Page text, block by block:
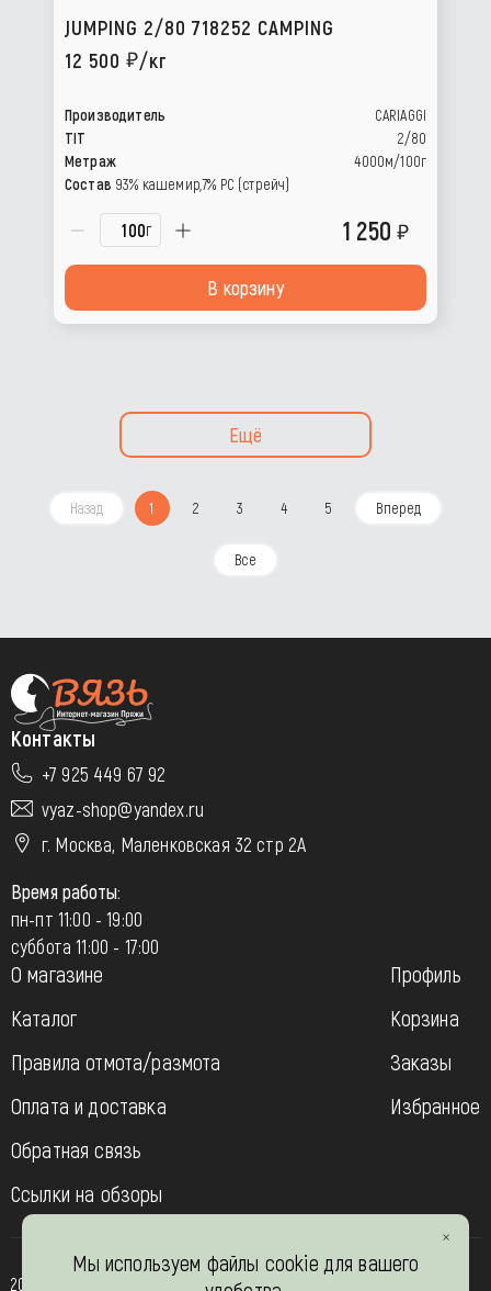
JUMPING 2/80 718252 CAMPING
12 500
/кг
Производитель
CARIAGGI
TIT
2/80
Метраж
4000м/100г
Состав 93% кашемир,7% PC (стрейч)
г 1 250
В корзину
Ещё
Назад 1 2 3 4 5 Вперед
Все
Контакты
+7 925 449 67 92
vyaz-shop@yandex.ru
г. Москва, Маленковская 32 стр 2А
Время работы:
пн-пт 11:00 - 19:00
суббота 11:00 - 17:00
О магазине
Каталог
Правила отмота/размота
Оплата и доставка
Обратная связь
Ссылки на обзоры
Профиль
Корзина
Заказы
Избранное
2013-2026
Мы используем файлы cookie для вашего